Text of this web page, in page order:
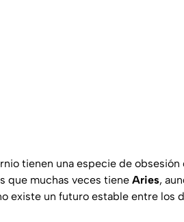
tienen una especie de
que muchas veces tiene Aries,
existe un futuro estable entre los